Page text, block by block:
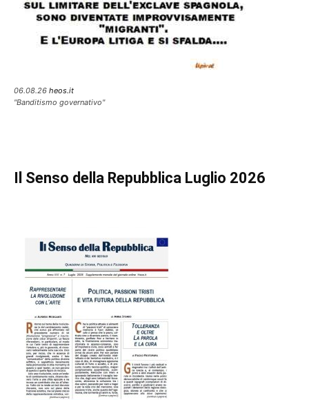
06.08.26 heos.it
"Banditismo governativo"
Il Senso della Repubblica Luglio 2026